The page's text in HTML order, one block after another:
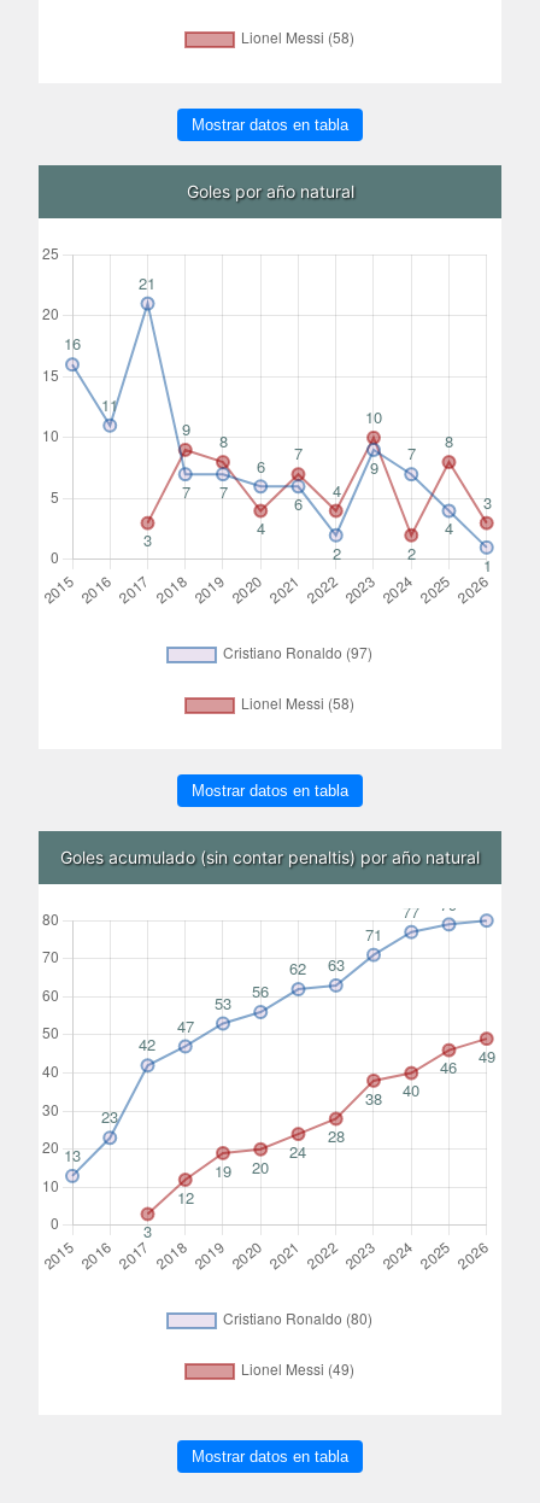
Mostrar datos en tabla
Goles por año natural
Mostrar datos en tabla
Goles acumulado (sin contar penaltis) por año natural
Mostrar datos en tabla